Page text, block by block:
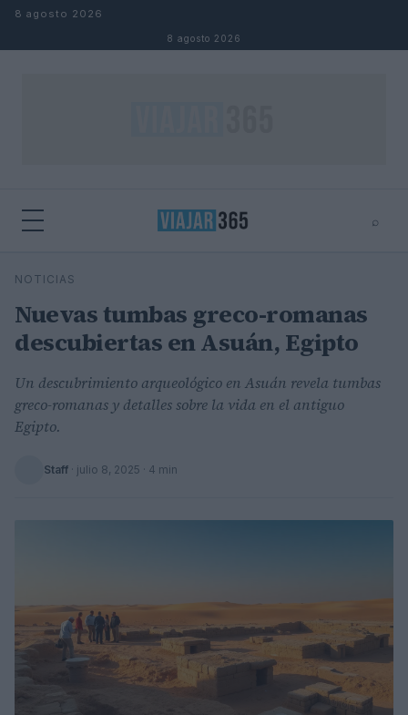
Saltar al contenido
8 agosto 2026
8 agosto 2026
⌕
Buscar
NOTICIAS
Nuevas tumbas greco-romanas
descubiertas en Asuán, Egipto
Un descubrimiento arqueológico en Asuán revela tumbas
greco-romanas y detalles sobre la vida en el antiguo
Egipto.
Staff · julio 8, 2025 · 4 min